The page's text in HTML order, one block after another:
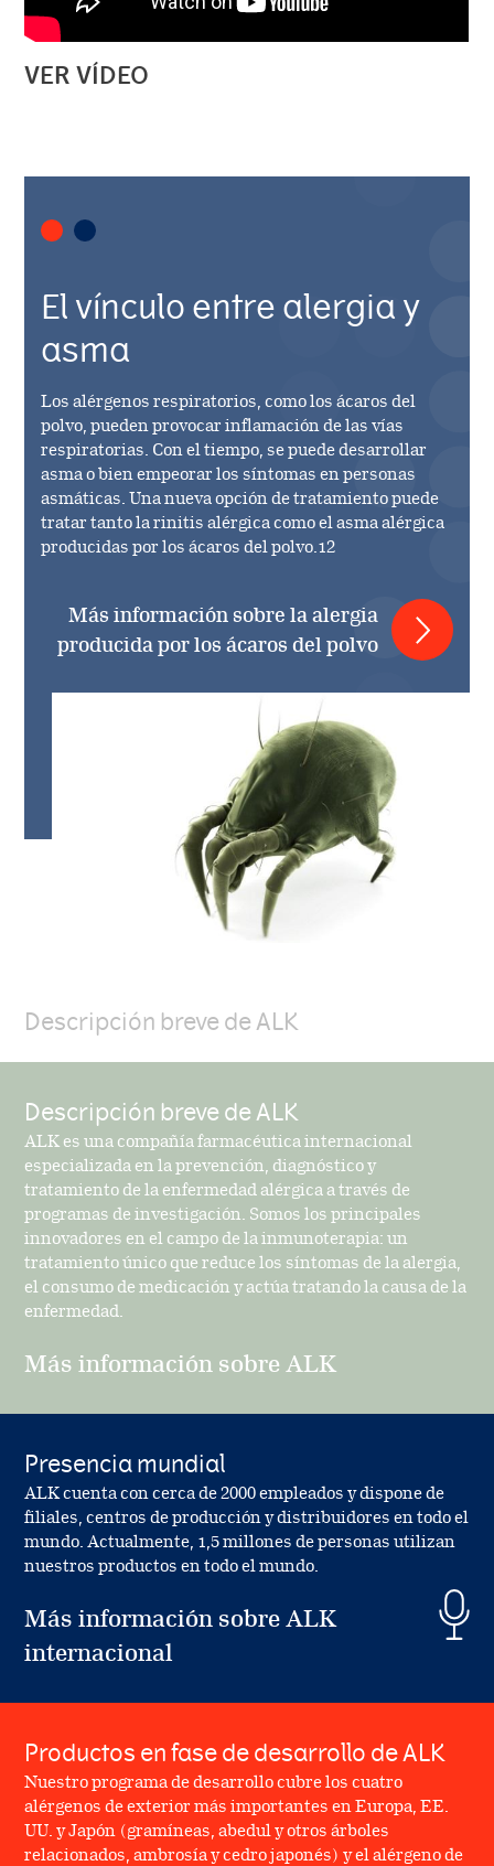
VER VÍDEO
El vínculo entre alergia y
asma
Los alérgenos respiratorios, como los ácaros del
polvo, pueden provocar inflamación de las vías
respiratorias. Con el tiempo, se puede desarrollar
asma o bien empeorar los síntomas en personas
asmáticas. Una nueva opción de tratamiento puede
tratar tanto la rinitis alérgica como el asma alérgica
producidas por los ácaros del polvo.12
Más información sobre la alergia
producida por los ácaros del polvo
Descripción breve de ALK
Descripción breve de ALK
ALK es una compañía farmacéutica internacional
especializada en la prevención, diagnóstico y
tratamiento de la enfermedad alérgica a través de
programas de investigación. Somos los principales
innovadores en el campo de la inmunoterapia: un
tratamiento único que reduce los síntomas de la alergia,
el consumo de medicación y actúa tratando la causa de la
enfermedad.
Más información sobre ALK
Presencia mundial
ALK cuenta con cerca de 2000 empleados y dispone de
filiales, centros de producción y distribuidores en todo el
mundo. Actualmente, 1,5 millones de personas utilizan
nuestros productos en todo el mundo.
Más información sobre ALK
internacional
Productos en fase de desarrollo de ALK
Nuestro programa de desarrollo cubre los cuatro
alérgenos de exterior más importantes en Europa, EE.
UU. y Japón (gramíneas, abedul y otros árboles
relacionados, ambrosía y cedro japonés) y el alérgeno de